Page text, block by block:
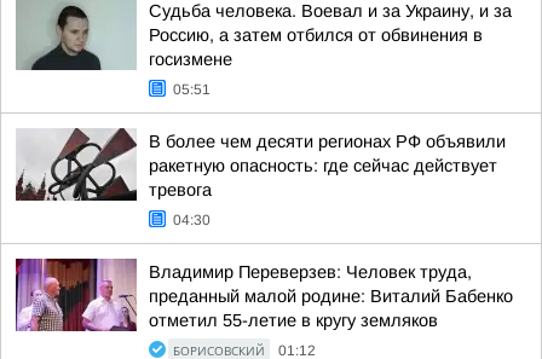
Судьба человека. Воевал и за Украину, и за
Россию, а затем отбился от обвинения в
госизмене
05:51
В более чем десяти регионах РФ объявили
ракетную опасность: где сейчас действует
тревога
04:30
Владимир Переверзев: Человек труда,
преданный малой родине: Виталий Бабенко
отметил 55-летие в кругу земляков
БОРИСОВСКИЙ 01:12